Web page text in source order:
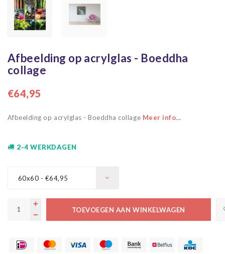
Afbeelding op acrylglas - Boeddha
collage
€64,95
Afbeelding op acrylglas - Boeddha collage Meer info...
2-4 WERKDAGEN
60x60 - €64,95
TOEVOEGEN AAN WINKELWAGEN